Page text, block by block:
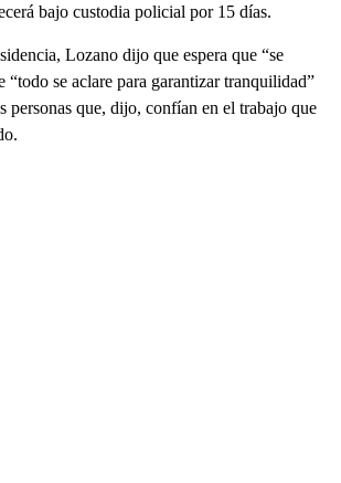
bajo custodia policial por 15 días.
Lozano dijo que espera que “se
“todo se aclare para garantizar tranquilidad”
personas que, dijo, confían en el trabajo que